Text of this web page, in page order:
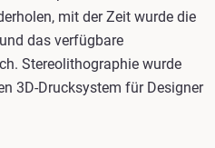
mit der Zeit wurde die
das verfügbare
Stereolithographie wurde
3D-Drucksystem für Designer